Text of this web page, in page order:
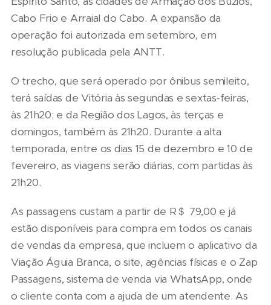
Cabo Frio e Arraial do Cabo. A expansão da
operação foi autorizada em setembro, em
resolução publicada pela ANTT.
O trecho, que será operado por ônibus semileito,
terá saídas de Vitória às segundas e sextas-feiras,
às 21h20; e da Região dos Lagos, às terças e
domingos, também às 21h20. Durante a alta
temporada, entre os dias 15 de dezembro e 10 de
fevereiro, as viagens serão diárias, com partidas às
21h20.
As passagens custam a partir de R＄ 79,00 e já
estão disponíveis para compra em todos os canais
de vendas da empresa, que incluem o aplicativo da
Viação Águia Branca, o site, agências físicas e o Zap
Passagens, sistema de venda via WhatsApp, onde
o cliente conta com a ajuda de um atendente. As